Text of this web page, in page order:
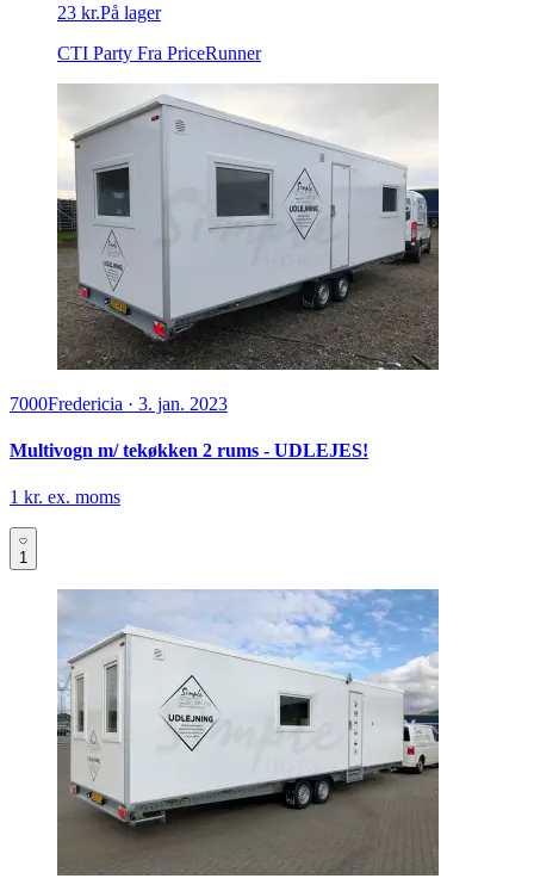
23 kr.På lager
CTI Party Fra PriceRunner
7000Fredericia · 3. jan. 2023
Multivogn m/ tekøkken 2 rums - UDLEJES!
1 kr. ex. moms
1